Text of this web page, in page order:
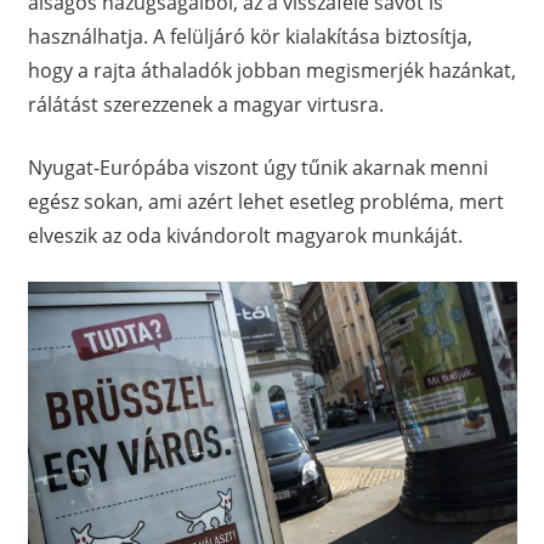
használhatja. A felüljáró kör kialakítása biztosítja,
hogy a rajta áthaladók jobban megismerjék hazánkat,
rálátást szerezzenek a magyar virtusra.
Nyugat-Európába viszont úgy tűnik akarnak menni
egész sokan, ami azért lehet esetleg probléma, mert
elveszik az oda kivándorolt magyarok munkáját.